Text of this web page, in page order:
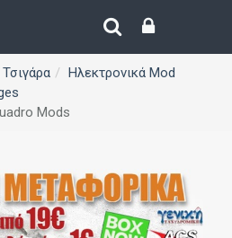
Ηλεκτρονικά Mod
Mods